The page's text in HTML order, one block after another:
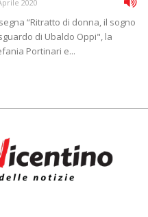
2020
“Ritratto di donna, il sogno
di Ubaldo Oppi", la
Portinari e...